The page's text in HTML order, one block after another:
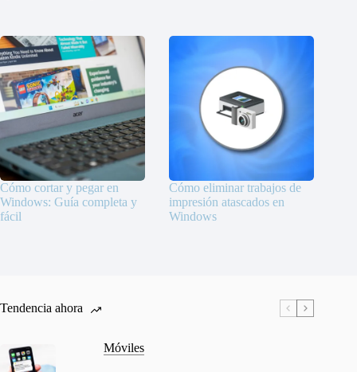
Cómo cortar y pegar en
Windows: Guía completa y
fácil
Cómo eliminar trabajos de
impresión atascados en
Windows
Tendencia ahora
Móviles